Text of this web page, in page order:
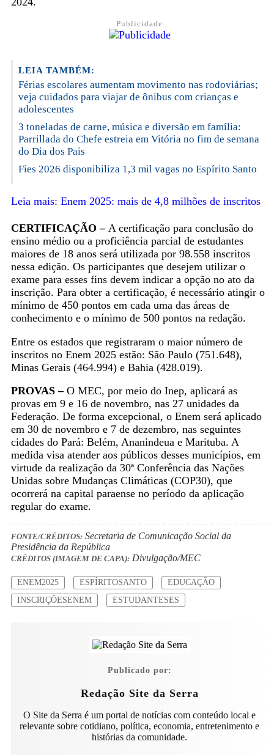
Publicidade
LEIA TAMBÉM:
Férias escolares aumentam movimento nas rodoviárias;
veja cuidados para viajar de ônibus com crianças e
adolescentes
3 toneladas de carne, música e diversão em família:
Parrillada do Chefe estreia em Vitória no fim de semana
do Dia dos Pais
Fies 2026 disponibiliza 1,3 mil vagas no Espírito Santo
Leia mais: Enem 2025: mais de 4,8 milhões de inscritos
CERTIFICAÇÃO – A certificação para conclusão do
ensino médio ou a proficiência parcial de estudantes
maiores de 18 anos será utilizada por 98.558 inscritos
nessa edição. Os participantes que desejem utilizar o
exame para esses fins devem indicar a opção no ato da
inscrição. Para obter a certificação, é necessário atingir o
mínimo de 450 pontos em cada uma das áreas de
conhecimento e o mínimo de 500 pontos na redação.
Entre os estados que registraram o maior número de
inscritos no Enem 2025 estão: São Paulo (751.648),
Minas Gerais (464.994) e Bahia (428.019).
PROVAS – O MEC, por meio do Inep, aplicará as
provas em 9 e 16 de novembro, nas 27 unidades da
Federação. De forma excepcional, o Enem será aplicado
em 30 de novembro e 7 de dezembro, nas seguintes
cidades do Pará: Belém, Ananindeua e Marituba. A
medida visa atender aos públicos desses municípios, em
virtude da realização da 30ª Conferência das Nações
Unidas sobre Mudanças Climáticas (COP30), que
ocorrerá na capital paraense no período da aplicação
regular do exame.
FONTE/CRÉDITOS:Secretaria de Comunicação Social da
Presidência da República
CRÉDITOS (IMAGEM DE CAPA):Divulgação/MEC
ENEM2025 ESPÍRITOSANTO
EDUCAÇÃO
INSCRIÇÕESENEM
ESTUDANTESES
Publicado por:
Redação Site da Serra
O Site da Serra é um portal de notícias com conteúdo local e
relevante sobre cotidiano, política, economia, entretenimento e
histórias da comunidade.